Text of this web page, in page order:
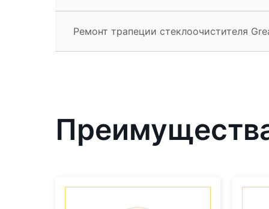
Ремонт трапеции стеклоочистителя